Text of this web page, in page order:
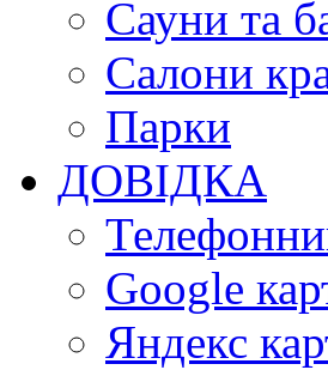
Сауни та
Салони
Парки
ДОВІДКА
Google
Яндекс